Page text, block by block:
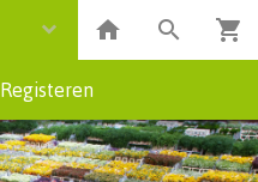
Registeren